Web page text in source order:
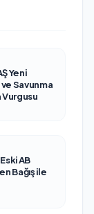
Yeni
Savunma
AB
Bağış ile